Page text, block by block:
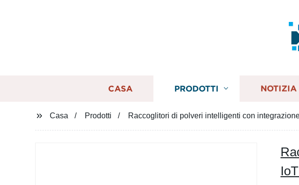
CASA PRODOTTI NOTIZIA
Casa Prodotti Raccoglitori di polveri intelligenti con